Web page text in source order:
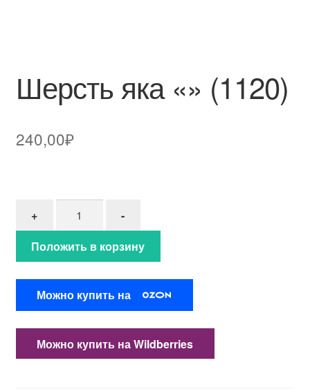
Шерсть яка «» (1120)
240,00₽
+
-
Положить в корзину
Можно купить на
Можно купить на Wildberries